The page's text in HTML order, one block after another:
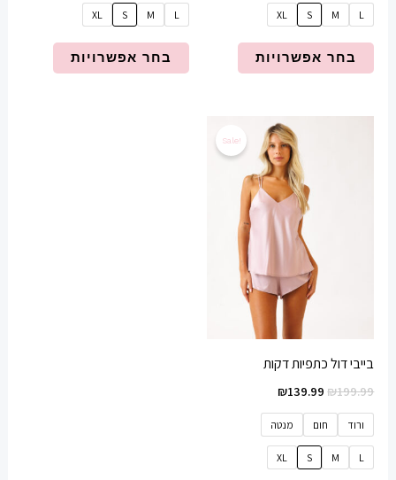
L
M
S
XL
בחר אפשרויות
L
M
S
XL
בחר אפשרויות
Sale!
בייבי דול כתפיות דקות
₪199.99
המקורי
₪199.99.
₪139.99
המחיר
הנוכחי
הוא:
₪139.99.
ורוד חום מנטה
L
M
S
XL
זה
סוגים.
ניתן